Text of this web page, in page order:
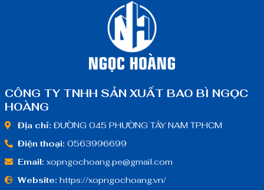
CÔNG TY TNHH SẢN XUẤT BAO BÌ NGỌC
HOÀNG
Địa chỉ: ĐƯỜNG 045 PHƯỜNG TÂY NAM TPHCM
Điện thoại: 0563996699
Email: xopngochoang.pe@gmail.com
Website: https://xopngochoang.vn/